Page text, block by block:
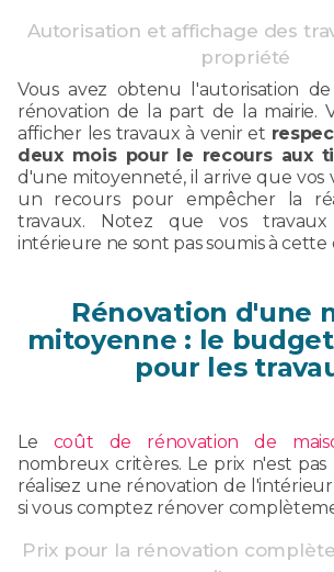
Autorisation et affichage des
propriété
Vous avez obtenu l'autorisation
rénovation de la part de la mairie.
afficher les travaux à venir et
deux mois pour le recours aux
d'une mitoyenneté, il arrive que vos
un recours pour empêcher la
travaux. Notez que vos
intérieure ne sont pas soumis à cette
Rénovation d'une
mitoyenne : le
pour les
Le coût de rénovation de
nombreux critères. Le prix n'est pas
réalisez une rénovation de
si vous comptez rénover
Prix pour la rénovation